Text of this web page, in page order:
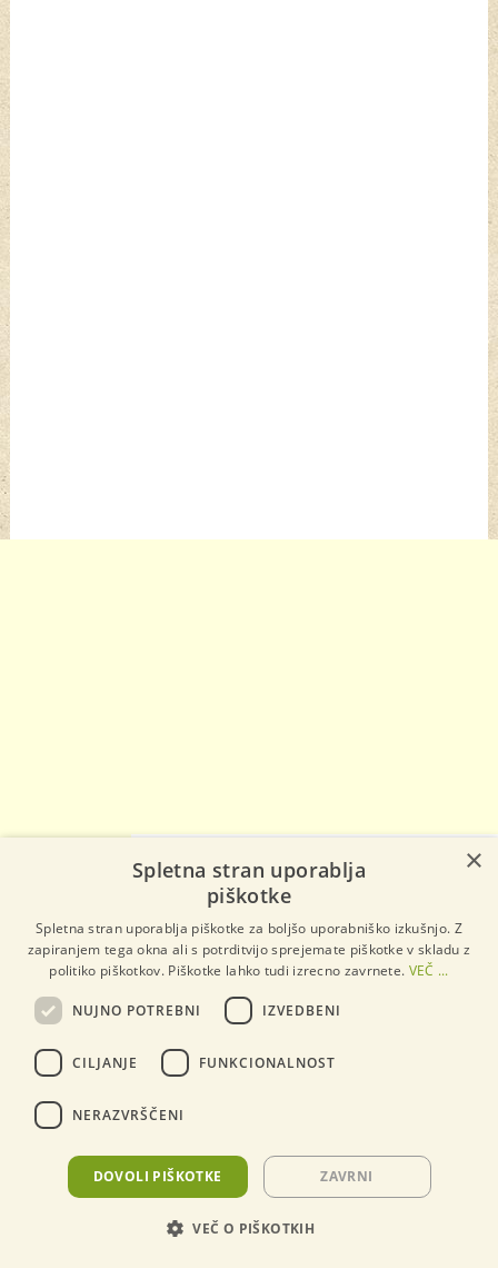
×
×
Spletna stran uporablja
piškotke
Spletna stran uporablja piškotke za boljšo uporabniško izkušnjo. Z
zapiranjem tega okna ali s potrditvijo sprejemate piškotke v skladu z
politiko piškotkov. Piškotke lahko tudi izrecno zavrnete. VEČ ...
NUJNO POTREBNI IZVEDBENI
CILJANJE FUNKCIONALNOST
NERAZVRŠČENI
DOVOLI PIŠKOTKE ZAVRNI
VEČ O PIŠKOTKIH